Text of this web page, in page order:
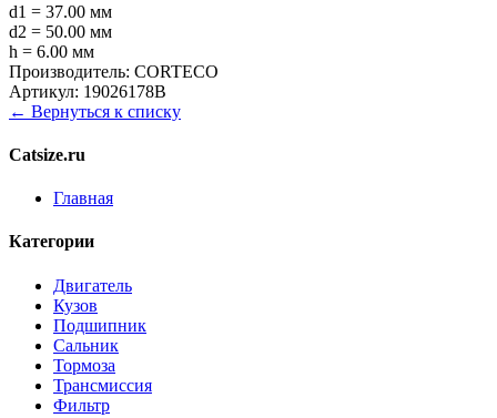
d1 = 37.00 мм
d2 = 50.00 мм
h = 6.00 мм
Производитель: CORTECO
Артикул: 19026178B
← Вернуться к списку
Catsize.ru
Главная
Категории
Двигатель
Кузов
Подшипник
Сальник
Тормоза
Трансмиссия
Фильтр